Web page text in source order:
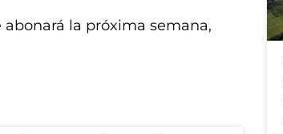
abonará la próxima semana,